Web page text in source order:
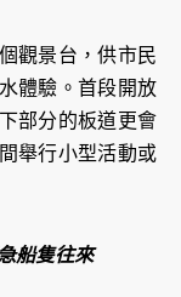
觀景台，供市民
體驗。首段開放
部分的板道更會
舉行小型活動或
船隻往來